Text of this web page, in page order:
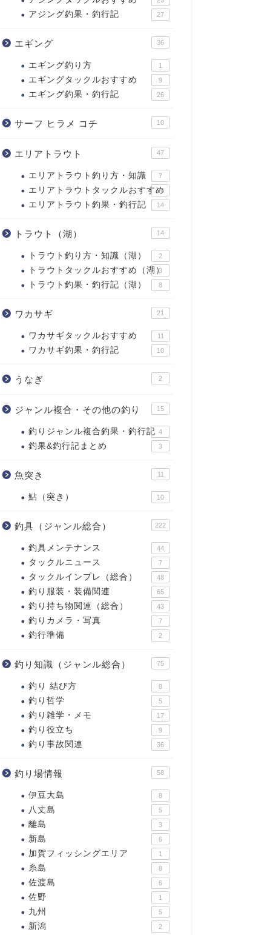
アジング釣果・釣行記 27
エギング 36
エギング釣り方 1
エギングタックルおすすめ 9
エギング釣果・釣行記 26
サーフ ヒラメ コチ 10
エリアトラウト 47
エリアトラウト釣り方・知識 7
エリアトラウトタックルおすすめ
26
エリアトラウト釣果・釣行記 14
トラウト（湖） 14
トラウト釣り方・知識（湖） 2
トラウトタックルおすすめ（湖）
3
トラウト釣果・釣行記（湖） 8
ワカサギ 21
ワカサギタックルおすすめ 11
ワカサギ釣果・釣行記 10
うなぎ 2
ジャンル複合・その他の釣り 15
釣りジャンル複合釣果・釣行記 4
釣果&釣行記まとめ 3
魚突き 11
鮎（突き） 10
釣具（ジャンル総合） 222
釣具メンテナンス 44
タックルニュース 7
タックルインプレ（総合） 48
釣り服装・装備関連 65
釣り持ち物関連（総合） 43
釣りカメラ・写真 7
釣行準備 2
釣り知識（ジャンル総合） 75
釣り 結び方 8
釣り哲学 5
釣り雑学・メモ 17
釣り役立ち 9
釣り事故関連 36
釣り場情報 58
伊豆大島 8
八丈島 5
離島 3
新島 6
加賀フィッシングエリア 1
糸島 8
佐渡島 6
佐野 1
九州 5
新潟 2